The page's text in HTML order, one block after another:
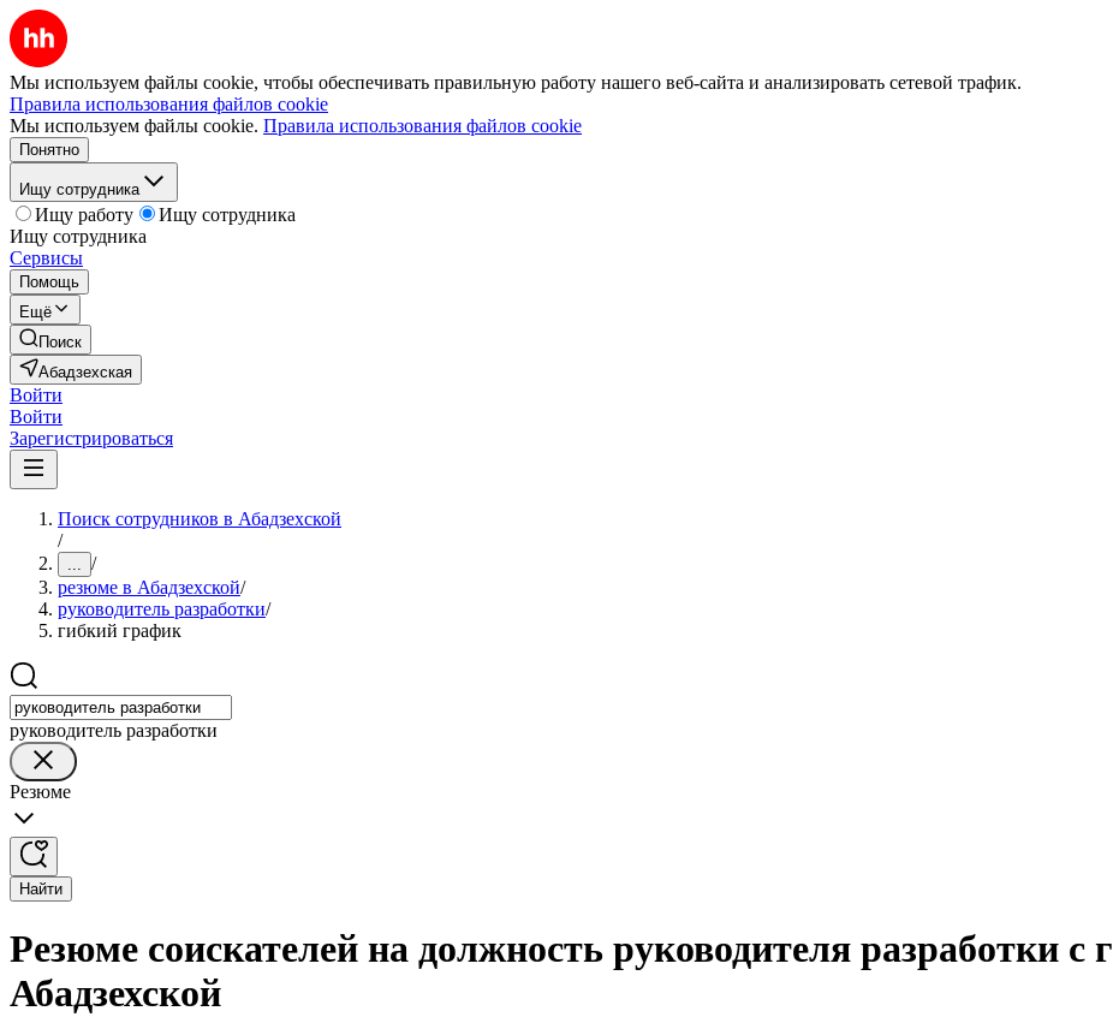
Мы используем файлы cookie, чтобы обеспечивать правильную работу нашего веб-сайта и анализировать сетевой трафик.
Правила использования файлов cookie
Мы используем файлы cookie. Правила использования файлов cookie
Понятно
Ищу сотрудника
Ищу работу
Ищу сотрудника
Ищу сотрудника
Сервисы
Помощь
Ещё
Поиск
Абадзехская
Войти
Войти
Зарегистрироваться
Поиск сотрудников в Абадзехской
/
... /
резюме в Абадзехской/
руководитель разработки/
гибкий график
руководитель разработки
Резюме
Найти
Резюме соискателей на должность руководителя разработки
Абадзехской